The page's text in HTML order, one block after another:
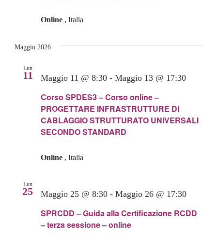
Online , Italia
Maggio 2026
Lun
11
Corso SPDES3 – Corso online –
PROGETTARE INFRASTRUTTURE DI
CABLAGGIO STRUTTURATO UNIVERSALI
SECONDO STANDARD
Maggio 11 @ 8:30 - Maggio 13 @ 17:30
Online , Italia
Lun
25
SPRCDD – Guida alla Certificazione RCDD
– terza sessione – online
Maggio 25 @ 8:30 - Maggio 26 @ 17:30